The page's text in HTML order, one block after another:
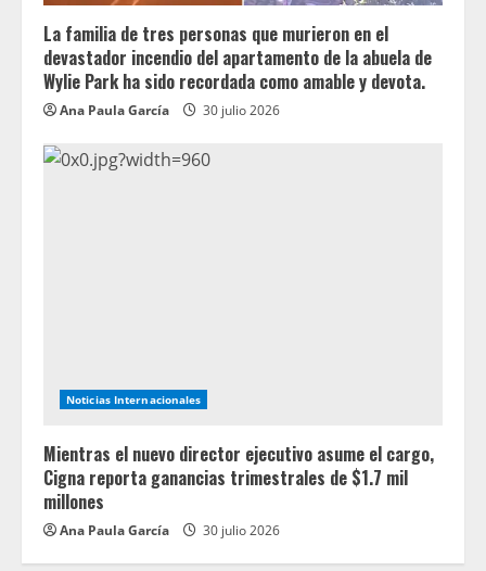
La familia de tres personas que murieron en el
devastador incendio del apartamento de la abuela de
Wylie Park ha sido recordada como amable y devota.
Ana Paula García 30 julio 2026
Noticias Internacionales
Mientras el nuevo director ejecutivo asume el cargo,
Cigna reporta ganancias trimestrales de $1.7 mil
millones
Ana Paula García 30 julio 2026